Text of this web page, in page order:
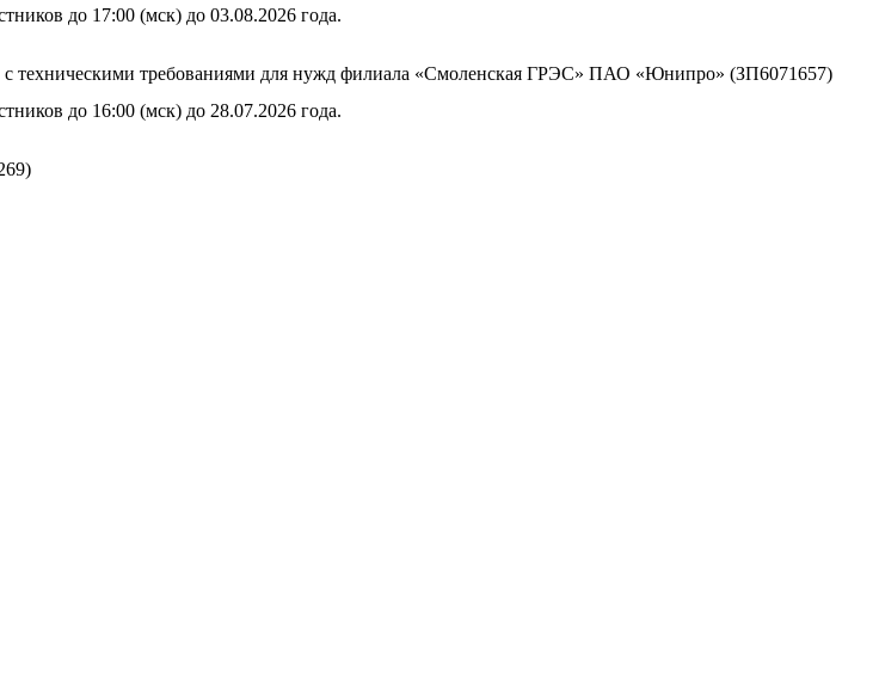
до 17:00 (мск) до 03.08.2026 года.
с техническими требованиями для нужд филиала «Смоленская ГРЭС» ПАО «Юнипро» (ЗП6071657)
до 16:00 (мск) до 28.07.2026 года.